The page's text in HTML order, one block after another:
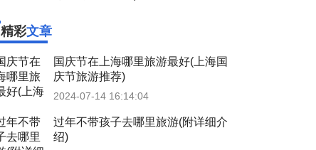
精彩文章
国庆节在上海哪里旅游最好(上海国
庆节旅游推荐)
2024-07-14 16:14:04
过年不带孩子去哪里旅游(附详细介
绍)